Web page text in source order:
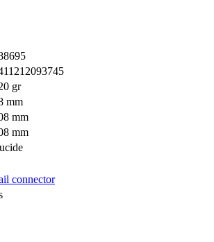
gr
mm
mm
mm
connector